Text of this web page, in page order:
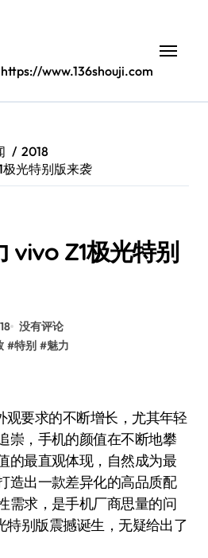
www.136shouji.com
2018
极光特别版来袭
vivo Z1极光特别
没有评论
#特别 #魅力
要求的不断增长，尤其年轻
崇，手机的颜值在不断地攀
的最直观体现，自然成为最
造出一款差异化的高品质配
需求，是手机厂商思量的问
特别版震撼诞生，无疑给出了